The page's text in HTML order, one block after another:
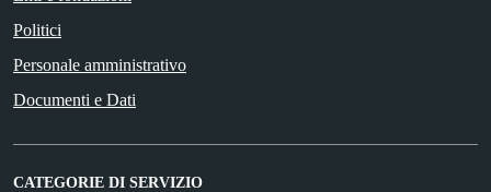
Politici
Personale amministrativo
Documenti e Dati
CATEGORIE DI SERVIZIO